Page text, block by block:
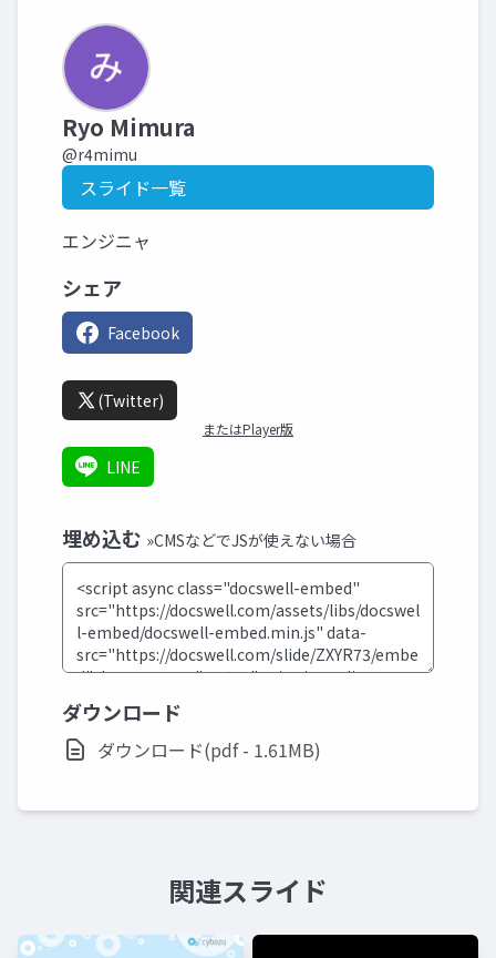
Ryo Mimura
@r4mimu
スライド一覧
エンジニャ
シェア
Facebook
(Twitter)
またはPlayer版
LINE
埋め込む »CMSなどでJSが使えない場合
ダウンロード
ダウンロード(pdf - 1.61MB)
関連スライド